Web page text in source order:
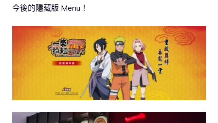
今後的隱藏版 Menu！